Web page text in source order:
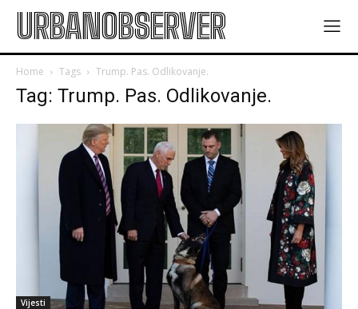
URBANOBSERVER
Home Tags Trump. Pas. Odlikovanje.
Tag: Trump. Pas. Odlikovanje.
Vijesti